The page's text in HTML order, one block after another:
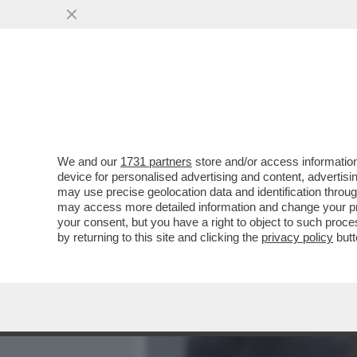
CRESCE L'ANSIA DI
DESTABILIZZANTI
VAI ALL'ARTICOLO
We and our 1731 partners store and/or access
device for personalised advertising and content,
may use precise geolocation data and identification
may access more detailed information and change your
your consent, but you have a right to object to such
by returning to this site and clicking the privacy policy